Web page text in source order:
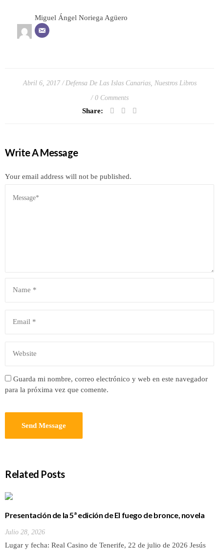
Miguel Ángel Noriega Agüero
Abril 6, 2017 Defensa De Las Islas Canarias, Nuestros Libros
0 Comments
Share:
Write A Message
Your email address will not be published.
Guarda mi nombre, correo electrónico y web en este navegador
para la próxima vez que comente.
Related Posts
Presentación de la 5ª edición de El fuego de bronce, novela
Julio 28, 2026
Lugar y fecha: Real Casino de Tenerife, 22 de julio de 2026 Jesús